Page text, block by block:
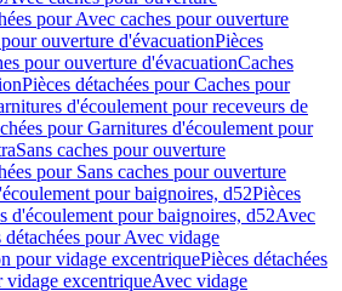
pour Avec caches pour ouverture
pour ouverture d'évacuationPièces
pour ouverture d'évacuationCaches
Pièces détachées pour Caches pour
d'écoulement pour receveurs de
pour Garnitures d'écoulement pour
Sans caches pour ouverture
pour Sans caches pour ouverture
pour baignoires, d52Pièces
d'écoulement pour baignoires, d52Avec
détachées pour Avec vidage
pour vidage excentriquePièces détachées
excentriqueAvec vidage